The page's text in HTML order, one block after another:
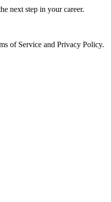
next step in your career.
of Service and Privacy Policy.